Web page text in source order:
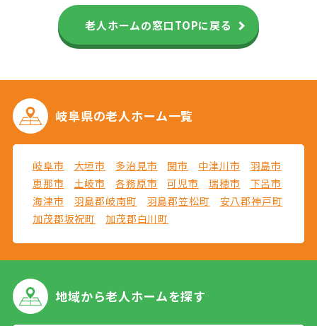
老人ホームの窓口TOPに戻る
岐阜県の老人ホーム一覧
岐阜市 大垣市 多治見市 関市 中津川市
羽島市
恵那市
土岐市 各務原市 可児市 瑞穂市
下呂市
海津市
羽島郡岐南町 羽島郡笠松町
安八郡神戸町
加茂郡坂祝町
加茂郡白川町
地域から老人ホームを探す